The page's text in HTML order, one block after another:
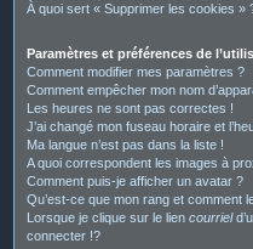
À quoi sert « Supprimer les cookies »
Paramètres et préférences de
Comment modifier mes paramètres ?
Comment empêcher mon nom
Les heures ne sont pas correctes !
J’ai changé mon fuseau horaire et
Ma langue n’est pas dans la liste !
A quoi correspondent les images à
Comment puis-je afficher un avatar ?
Qu’est-ce que mon rang et comment
Lorsque je clique sur le lien courriel
connecter !?